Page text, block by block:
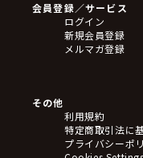
フィギュア
アクリルスタン
バッジ
キーホルダー
ステッカー・
タペストリー
アームサポー
会員登録／サービス
ログイン
新規会員登録
メルマガ登録
その他
利用規約
特定商取引法に
プライバシーポ